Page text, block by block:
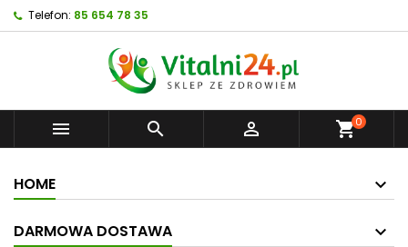
Telefon: 85 654 78 35
   shopping_cart0
HOME
DARMOWA DOSTAWA